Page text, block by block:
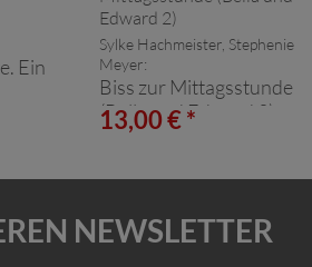
Ein
Sylke Hachmeister, Stephenie
Meyer:
Biss zur Mittagsstunde
(Bella und Edward 2)
13,00 € *
NEWSLETTER